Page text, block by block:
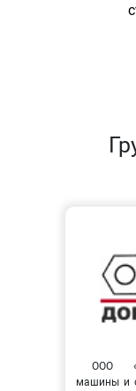
ООО
машины и